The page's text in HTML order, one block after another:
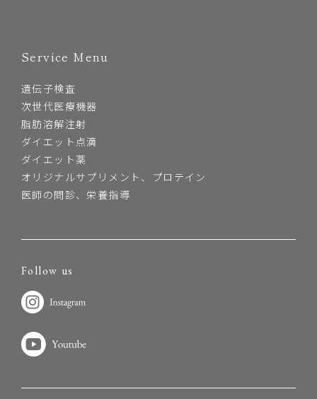
Service Menu
遺伝子検査
次世代医療機器
脂肪溶解注射
ダイエット点滴
ダイエット薬
オリジナルサプリメント、プロテイン
医師の問診、栄養指導
Follow us